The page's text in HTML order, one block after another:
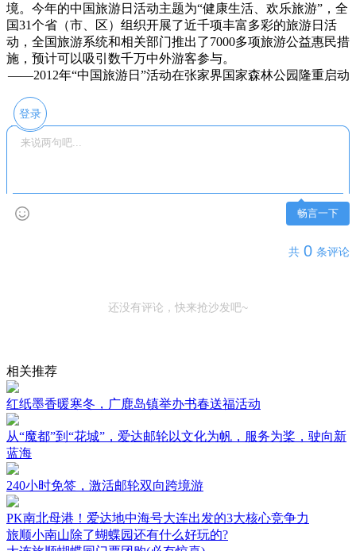
境。今年的中国旅游日活动主题为“健康生活、欢乐旅游”，全
国31个省（市、区）组织开展了近千项丰富多彩的旅游日活
动，全国旅游系统和相关部门推出了7000多项旅游公益惠民措
施，预计可以吸引数千万中外游客参与。
——2012年“中国旅游日”活动在张家界国家森林公园隆重启动
登录
畅言一下
共 0 条评论
还没有评论，快来抢沙发吧~
相关推荐
红纸墨香暖寒冬，广鹿岛镇举办书春送福活动
从“魔都”到“花城”，爱达邮轮以文化为帆，服务为桨，驶向新
蓝海
240小时免签，激活邮轮双向跨境游
PK南北母港！爱达地中海号大连出发的3大核心竞争力
旅顺小南山除了蝴蝶园还有什么好玩的?